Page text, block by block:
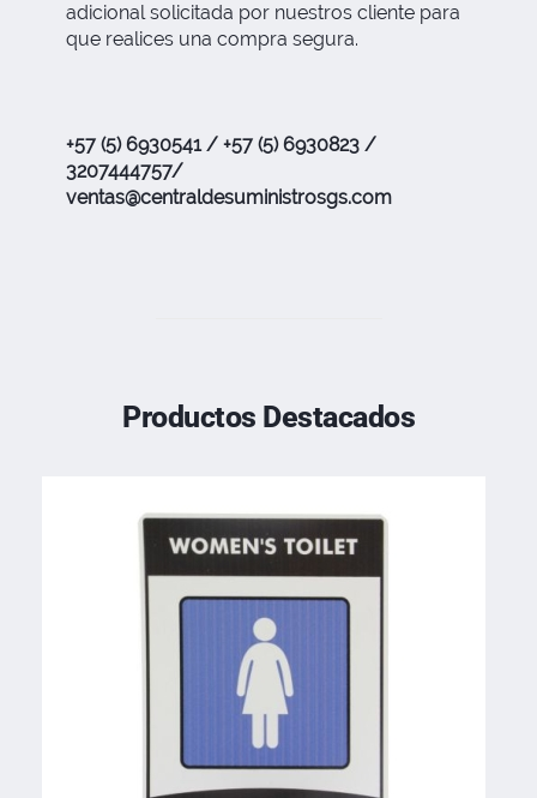
adicional solicitada por nuestros cliente para
que realices una compra segura.
+57 (5) 6930541 / +57 (5) 6930823 /
3207444757/
ventas@centraldesuministrosgs.com
Productos Destacados